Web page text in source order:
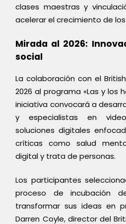
clases maestras y
acelerar el crecimiento de
Mirada al 2026:
social
La colaboración con el
2026 al programa «Las y los
iniciativa convocará a
y especialistas en
soluciones digitales
críticas como salud
digital y trata de personas.
Los participantes
proceso de incubación
transformar sus ideas en
Darren Coyle, director del